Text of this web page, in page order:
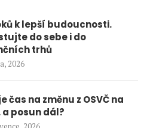
k lepší budoucnosti.
do sebe i do
trhů
2026
čas na změnu z OSVČ na
a posun dál?